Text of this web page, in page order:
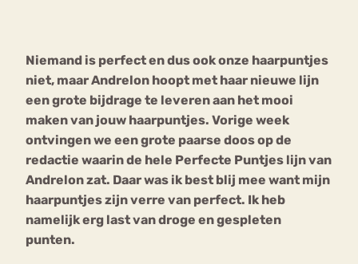
Niemand is perfect en dus ook onze haarpuntjes
niet, maar Andrelon hoopt met haar nieuwe lijn
een grote bijdrage te leveren aan het mooi
maken van jouw haarpuntjes. Vorige week
ontvingen we een grote paarse doos op de
redactie waarin de hele Perfecte Puntjes lijn van
Andrelon zat. Daar was ik best blij mee want mijn
haarpuntjes zijn verre van perfect. Ik heb
namelijk erg last van droge en gespleten
punten.
Chat
Forum
mia
Nerv
osa
Eetstoornis Anorexia Nervosa
Eetbuien Piekeren Sport
Trauma
Orthorexia
Afvallen Angst